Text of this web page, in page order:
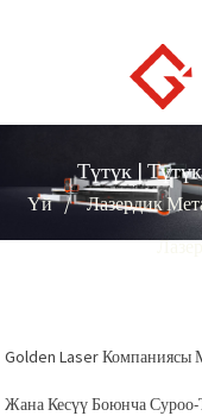
Түтүк |
Үй Лазердик
Golden Laser Компаниясы
Жана Кесүү Боюнча